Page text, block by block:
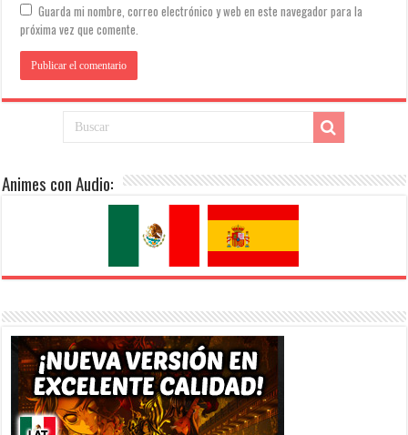
Guarda mi nombre, correo electrónico y web en este navegador para la
próxima vez que comente.
Animes con Audio: